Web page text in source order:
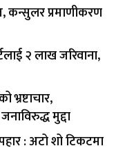
कन्सुलर प्रमाणीकरण
२ लाख जरिवाना,
मुद्दा
: अटो शो टिकटमा